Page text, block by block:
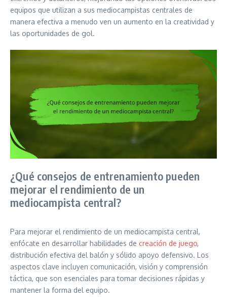
equipos que utilizan a sus mediocampistas centrales de
manera efectiva a menudo ven un aumento en la creatividad y
las oportunidades de gol.
¿Qué consejos de entrenamiento pueden
mejorar el rendimiento de un
mediocampista central?
Para mejorar el rendimiento de un mediocampista central,
enfócate en desarrollar habilidades de creación de juego,
distribución efectiva del balón y sólido apoyo defensivo. Los
aspectos clave incluyen comunicación, visión y comprensión
táctica, que son esenciales para tomar decisiones rápidas y
mantener la forma del equipo.